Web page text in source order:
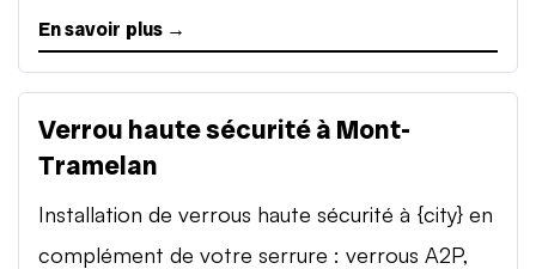
En savoir plus →
Verrou haute sécurité à Mont-
Tramelan
Installation de verrous haute sécurité à {city} en
complément de votre serrure : verrous A2P,